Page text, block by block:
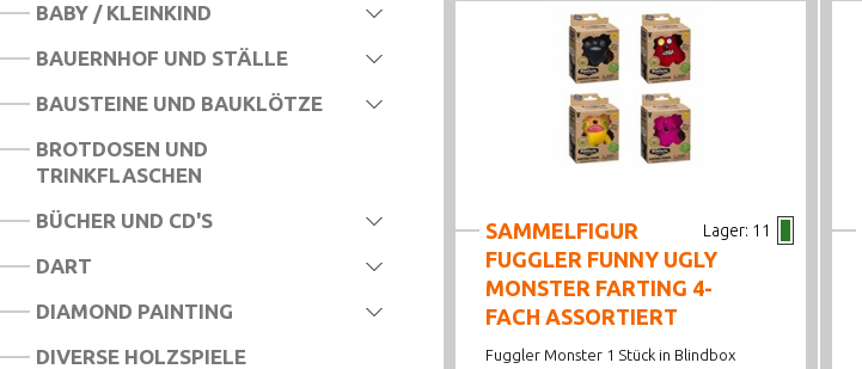
PIRATEN, RITTER UND BURGEN
SPIDERMAN ODER SPIDER-MAN
TRANSFORMERS UND SUPER WINGS
SCHWEIZ, SUISSE, SVIZZERA, SWISS
WEIHNACHTEN
BLUEY
BABY / KLEINKIND
BAUERNHOF UND STÄLLE
BAUSTEINE UND BAUKLÖTZE
BROTDOSEN UND
TRINKFLASCHEN
BÜCHER UND CD'S
DART
DIAMOND PAINTING
DIVERSE HOLZSPIELE
Lager: 11
SAMMELFIGUR
FUGGLER FUNNY UGLY
MONSTER FARTING 4-
FACH ASSORTIERT
Fuggler Monster 1 Stück in Blindbox